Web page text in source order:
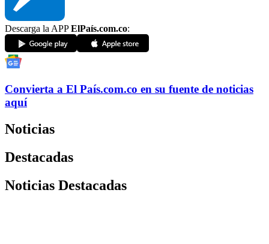
Descarga la APPElPaís.com.co:
Convierta a El País.com.co en su fuente de noticias
aquí
Noticias
Destacadas
Noticias Destacadas